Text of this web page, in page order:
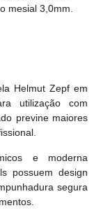
mesial 3,0mm.
Helmut Zepf em
utilização com
previne maiores
e moderna
possuem design
segura